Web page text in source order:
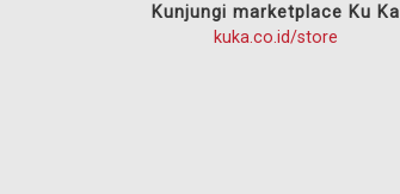
Kunjungi marketplace Ku Ka
kuka.co.id/store